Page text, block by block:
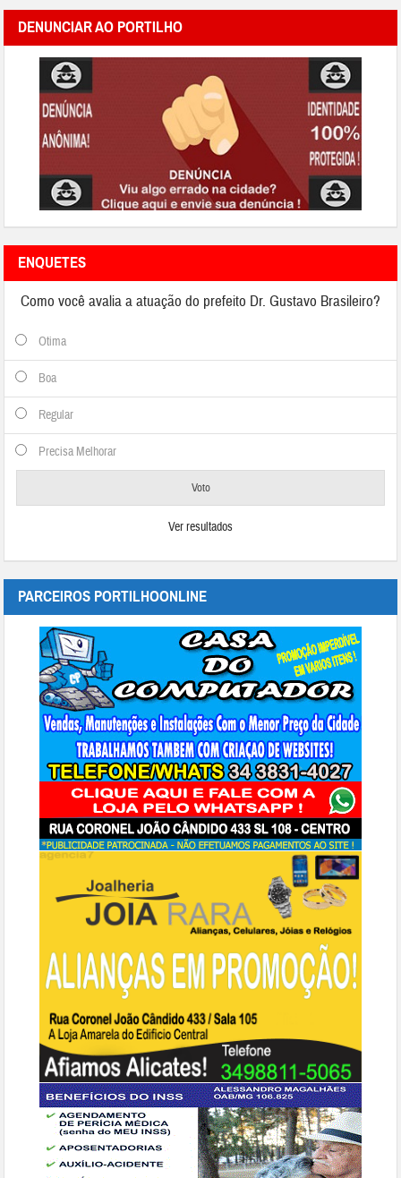
DENUNCIAR AO PORTILHO
ENQUETES
Como você avalia a atuação do prefeito Dr. Gustavo Brasileiro?
Otima
Boa
Regular
Precisa Melhorar
Ver resultados
PARCEIROS PORTILHOONLINE